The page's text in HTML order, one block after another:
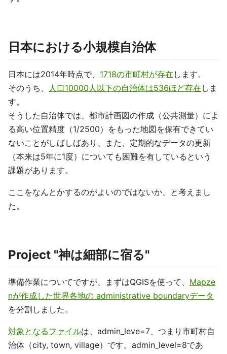
日本における小規模自治体
日本には2014年時点で、 1718の市町村が存在 します。
そのうち、 人口10000人以下の自治体は536ほど存在 しま
す。
そうした自治体では、都市計画図の作成（公共測量）によ
る高い位置精度（1/2500）をもった地図を保有できてい
ないことがしばしばあり、また、定期的なデータの更新
（本来は5年に1度）についても困難を有しているという
課題があります。
ここをなんとかするのがよいのではないか、と考えまし
た。
Project "神は細部に宿る"
準備作業についてですが、まずはQGISを使って、 Mapze
nが作成した世界各地の administrative boundaryデータ
を分割しました。
対象となるファイルは、admin_leve=7、つまり市町村自
治体（city, town, village）です。admin_level=8であ